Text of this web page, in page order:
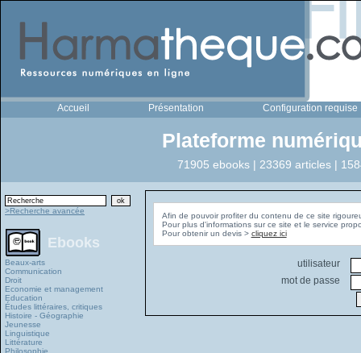
Accueil Présentation Configuration requise
Plateforme
71905 ebooks | 23369 articles |
>Recherche avancée
Ebooks
Beaux-arts
Communication
Droit
Economie et management
Education
Études littéraires, critiques
Histoire - Géographie
Jeunesse
Linguistique
Littérature
Philosophie
Afin de pouvoir profiter du contenu de ce site
Pour plus d'informations sur ce site et le service
Pour obtenir un devis > cliquez ici
utilisateur
mot de passe